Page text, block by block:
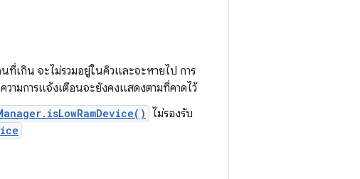
ที่เกิน จะไม่รวมอยู่ในคิวและจะหายไป การ
มการแจ้งเตือนจะยังคงแสดงตามที่คาดไว้
ไม่รองรับ